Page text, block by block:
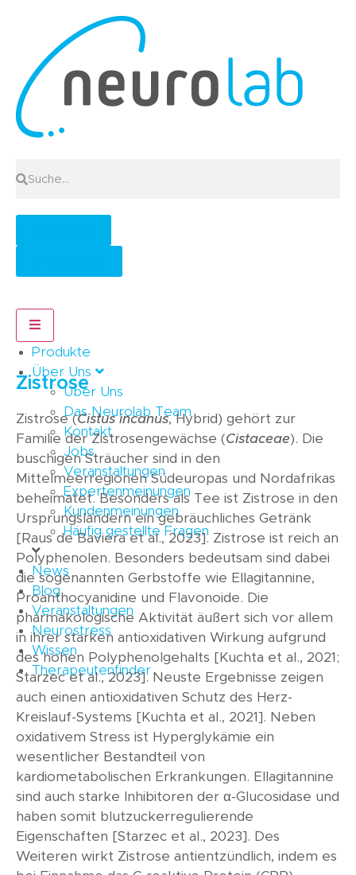
Produkte
Über Uns
Über Uns
Das Neurolab Team
Kontakt
Jobs
Veranstaltungen
Expertenmeinungen
Kundenmeinungen
Häufig gestellte Fragen
News
Blog
Veranstaltungen
Neurostress
Wissen
Therapeutenfinder
Hamburger Toggle Menu
Zistrose
Zistrose (Cistus incanus, Hybrid) gehört zur
Familie der Zistrosengewächse (Cistaceae). Die
buschigen Sträucher sind in den
Mittelmeerregionen Südeuropas und Nordafrikas
beheimatet. Besonders als Tee ist Zistrose in den
Ursprungsländern ein gebräuchliches Getränk
[Raus de Baviera et al., 2023]. Zistrose ist reich an
Polyphenolen. Besonders bedeutsam sind dabei
die sogenannten Gerbstoffe wie Ellagitannine,
Proanthocyanidine und Flavonoide. Die
pharmakologische Aktivität äußert sich vor allem
in ihrer starken antioxidativen Wirkung aufgrund
des hohen Polyphenolgehalts [Kuchta et al., 2021;
Starzec et al., 2023]. Neuste Ergebnisse zeigen
auch einen antioxidativen Schutz des Herz-
Kreislauf-Systems [Kuchta et al., 2021]. Neben
oxidativem Stress ist Hyperglykämie ein
wesentlicher Bestandteil von
kardiometabolischen Erkrankungen. Ellagitannine
sind auch starke Inhibitoren der α-Glucosidase und
haben somit blutzuckerregulierende
Eigenschaften [Starzec et al., 2023]. Des
Weiteren wirkt Zistrose antientzündlich, indem es